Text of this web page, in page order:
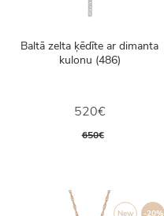
Baltā zelta ķēdīte ar dimanta
kulonu (486)
520€
650€